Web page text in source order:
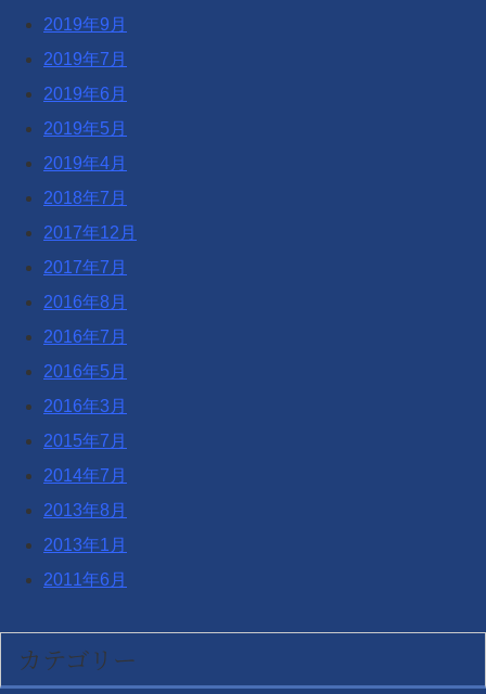
2019年9月
2019年7月
2019年6月
2019年5月
2019年4月
2018年7月
2017年12月
2017年7月
2016年8月
2016年7月
2016年5月
2016年3月
2015年7月
2014年7月
2013年8月
2013年1月
2011年6月
カテゴリー